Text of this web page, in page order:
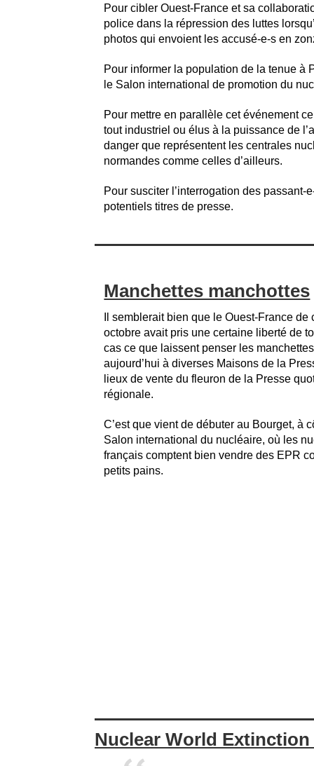
Pour cibler Ouest-France et sa
police dans la répression des luttes
photos qui envoient les accusé-e-s en
Pour informer la population de la tenue à
le Salon international de promotion du
Pour mettre en parallèle cet événement
tout industriel ou élus à la puissance de
danger que représentent les centrales
normandes comme celles d’ailleurs.
Pour susciter l’interrogation des passant-
potentiels titres de presse.
Manchettes manchottes
Il semblerait bien que le Ouest-France de
octobre avait pris une certaine liberté de
cas ce que laissent penser les
aujourd’hui à diverses Maisons de la
lieux de vente du fleuron de la Presse
régionale.
C’est que vient de débuter au Bourget, à
Salon international du nucléaire, où les
français comptent bien vendre des EPR
petits pains.
Nuclear World Extinction